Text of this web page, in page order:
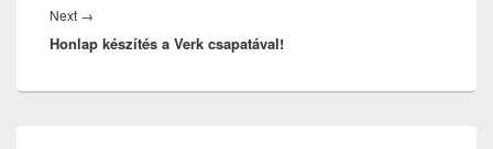
Next →
post:
Honlap készítés a Verk csapatával!